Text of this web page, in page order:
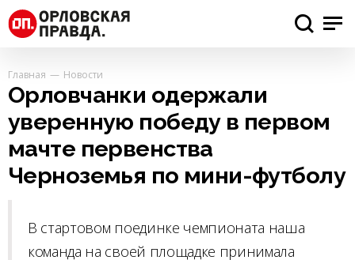
Главная Новости
Орловчанки одержали
уверенную победу в первом
мачте первенства
Черноземья по мини-футболу
В стартовом поединке чемпионата наша
команда на своей площадке принимала